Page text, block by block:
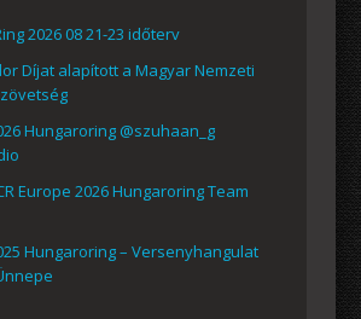
2026 08 21-23 időterv
Díjat alapított a Magyar Nemzeti
Hungaroring @szuhaan_g
Europe 2026 Hungaroring Team
Hungaroring – Versenyhangulat